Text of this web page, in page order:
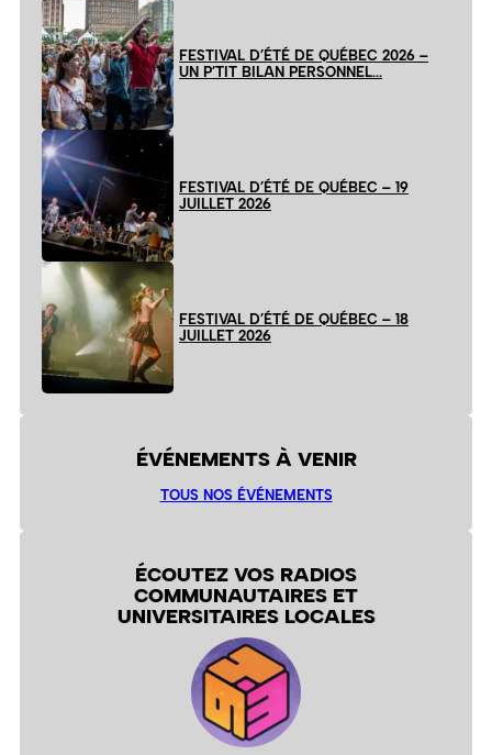
FESTIVAL D’ÉTÉ DE QUÉBEC 2026 –
UN P’TIT BILAN PERSONNEL…
FESTIVAL D’ÉTÉ DE QUÉBEC – 19
JUILLET 2026
FESTIVAL D’ÉTÉ DE QUÉBEC – 18
JUILLET 2026
ÉVÉNEMENTS À VENIR
TOUS NOS ÉVÉNEMENTS
ÉCOUTEZ VOS RADIOS
COMMUNAUTAIRES ET
UNIVERSITAIRES LOCALES